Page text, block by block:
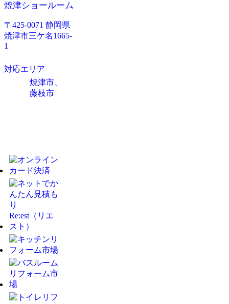
焼津ショールーム
〒425-0071 静岡県
焼津市三ケ名1665-
1
対応エリア
焼津市、
藤枝市